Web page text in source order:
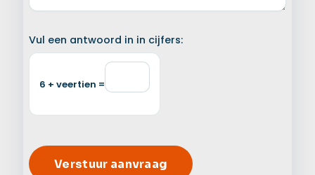
Vul een antwoord in in cijfers:
6 + veertien =